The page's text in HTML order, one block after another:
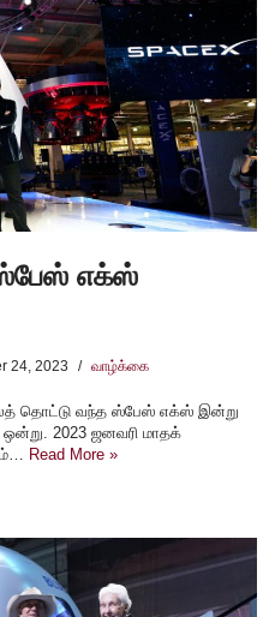
எக்ஸ்
24, 2023 வாழ்க்கை
தொட்டு வந்த ஸ்பேஸ் எக்ஸ் இன்று
ஒன்று. 2023 ஜனவரி மாதக்
Read More »